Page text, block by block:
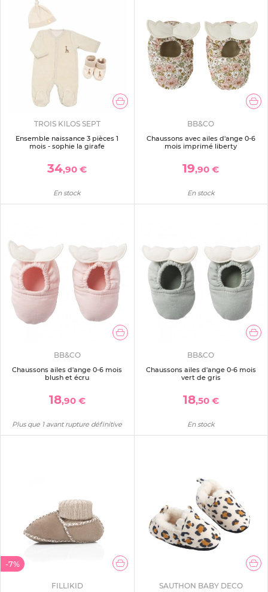
TROIS KILOS SEPT
Ensemble naissance 3 pièces 1
mois - sophie la girafe
34,90 €
En stock
BB&CO
Chaussons avec ailes d'ange 0-6
mois imprimé liberty
19,90 €
En stock
BB&CO
Chaussons ailes d'ange 0-6 mois
blush et écru
18,90 €
Plus que 1 avant rupture définitive
BB&CO
Chaussons ailes d'ange 0-6 mois
vert de gris
18,50 €
En stock
-7%
FILLIKID SAUTHON BABY DECO